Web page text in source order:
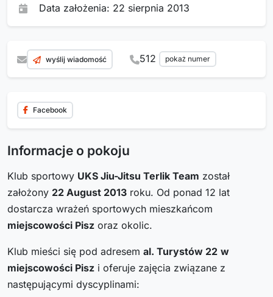
Data założenia: 22 sierpnia 2013
wyślij wiadomość 512 pokaż numer
Facebook
Informacje o pokoju
Klub sportowy UKS Jiu-Jitsu Terlik Team został
założony 22 August 2013 roku. Od ponad 12 lat
dostarcza wrażeń sportowych mieszkańcom
miejscowości Pisz oraz okolic.
Klub mieści się pod adresem al. Turystów 22 w
miejscowości Pisz i oferuje zajęcia związane z
następującymi dyscyplinami: